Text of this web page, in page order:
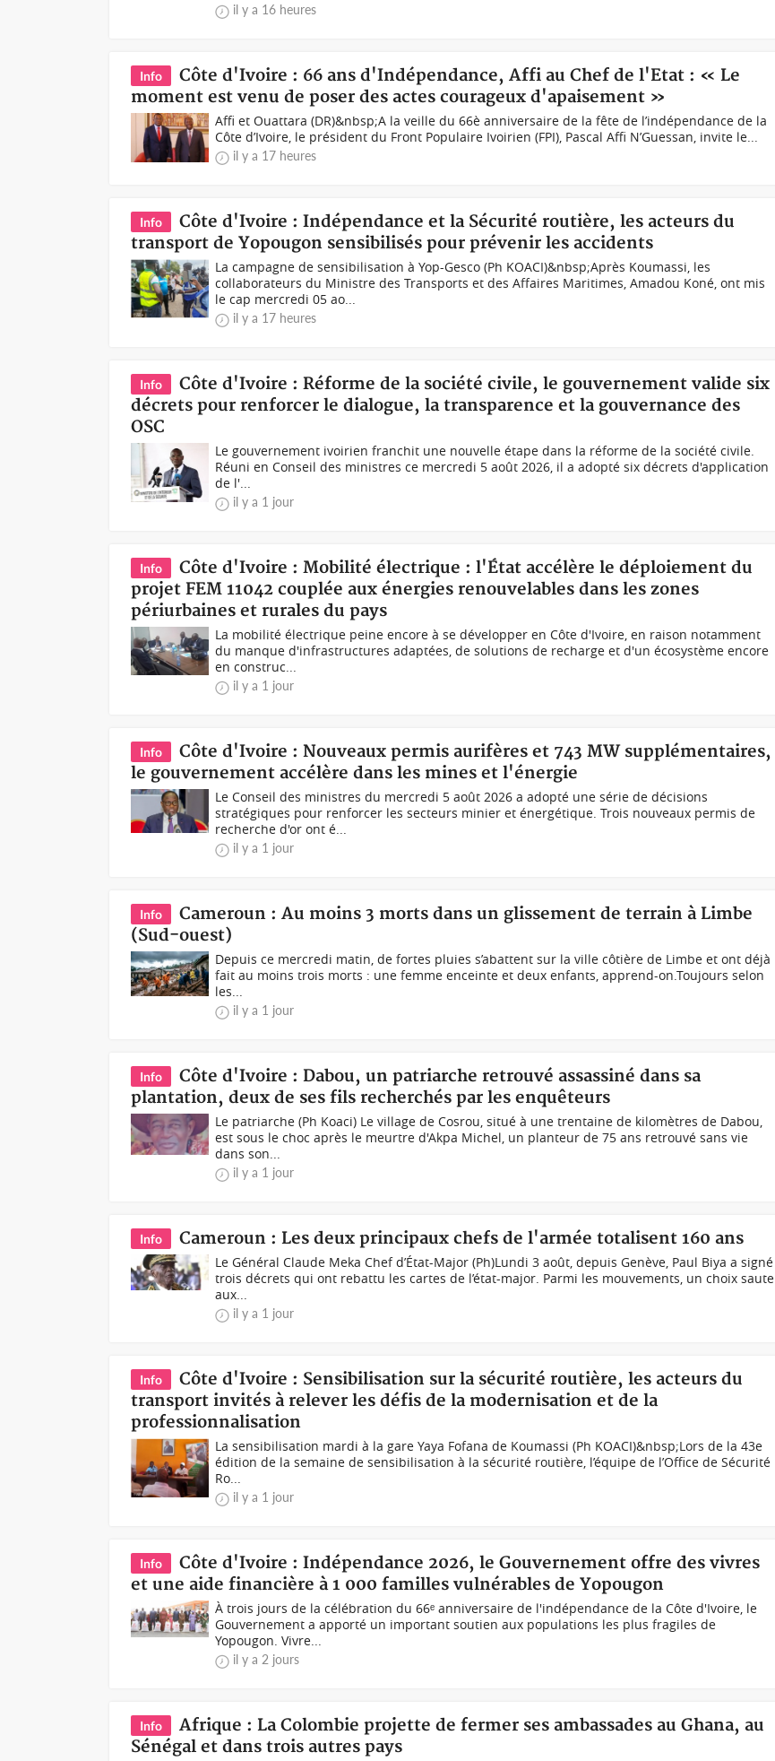
il y a 16 heures
Info
Côte d'Ivoire : 66 ans d'Indépendance, Affi au Chef de l'Etat : « Le
moment est venu de poser des actes courageux d'apaisement »
Affi et Ouattara (DR)&nbsp;A la veille du 66è anniversaire de la fête de l’indépendance de la
Côte d’Ivoire, le président du Front Populaire Ivoirien (FPI), Pascal Affi N’Guessan, invite le...
il y a 17 heures
Info
Côte d'Ivoire : Indépendance et la Sécurité routière, les acteurs du
transport de Yopougon sensibilisés pour prévenir les accidents
La campagne de sensibilisation à Yop-Gesco (Ph KOACI)&nbsp;Après Koumassi, les
collaborateurs du Ministre des Transports et des Affaires Maritimes, Amadou Koné, ont mis
le cap mercredi 05 ao...
il y a 17 heures
Info
Côte d'Ivoire : Réforme de la société civile, le gouvernement valide six
décrets pour renforcer le dialogue, la transparence et la gouvernance des
OSC
Le gouvernement ivoirien franchit une nouvelle étape dans la réforme de la société civile.
Réuni en Conseil des ministres ce mercredi 5 août 2026, il a adopté six décrets d'application
de l'...
il y a 1 jour
Info
Côte d'Ivoire : Mobilité électrique : l'État accélère le déploiement du
projet FEM 11042 couplée aux énergies renouvelables dans les zones
périurbaines et rurales du pays
La mobilité électrique peine encore à se développer en Côte d'Ivoire, en raison notamment
du manque d'infrastructures adaptées, de solutions de recharge et d'un écosystème encore
en construc...
il y a 1 jour
Info
Côte d'Ivoire : Nouveaux permis aurifères et 743 MW supplémentaires,
le gouvernement accélère dans les mines et l'énergie
Le Conseil des ministres du mercredi 5 août 2026 a adopté une série de décisions
stratégiques pour renforcer les secteurs minier et énergétique. Trois nouveaux permis de
recherche d'or ont é...
il y a 1 jour
Info
Cameroun : Au moins 3 morts dans un glissement de terrain à Limbe
(Sud-ouest)
Depuis ce mercredi matin, de fortes pluies s’abattent sur la ville côtière de Limbe et ont déjà
fait au moins trois morts : une femme enceinte et deux enfants, apprend-on.Toujours selon
les...
il y a 1 jour
Info
Côte d'Ivoire : Dabou, un patriarche retrouvé assassiné dans sa
plantation, deux de ses fils recherchés par les enquêteurs
Le patriarche (Ph Koaci) Le village de Cosrou, situé à une trentaine de kilomètres de Dabou,
est sous le choc après le meurtre d'Akpa Michel, un planteur de 75 ans retrouvé sans vie
dans son...
il y a 1 jour
Info Cameroun : Les deux principaux chefs de l'armée totalisent 160 ans
Le Général Claude Meka Chef d’État-Major (Ph)Lundi 3 août, depuis Genève, Paul Biya a signé
trois décrets qui ont rebattu les cartes de l’état-major. Parmi les mouvements, un choix saute
aux...
il y a 1 jour
Info
Côte d'Ivoire : Sensibilisation sur la sécurité routière, les acteurs du
transport invités à relever les défis de la modernisation et de la
professionnalisation
La sensibilisation mardi à la gare Yaya Fofana de Koumassi (Ph KOACI)&nbsp;Lors de la 43e
édition de la semaine de sensibilisation à la sécurité routière, l’équipe de l’Office de Sécurité
Ro...
il y a 1 jour
Info
Côte d'Ivoire : Indépendance 2026, le Gouvernement offre des vivres
et une aide financière à 1 000 familles vulnérables de Yopougon
À trois jours de la célébration du 66ᵉ anniversaire de l'indépendance de la Côte d'Ivoire, le
Gouvernement a apporté un important soutien aux populations les plus fragiles de
Yopougon. Vivre...
il y a 2 jours
Info
Afrique : La Colombie projette de fermer ses ambassades au Ghana, au
Sénégal et dans trois autres pays